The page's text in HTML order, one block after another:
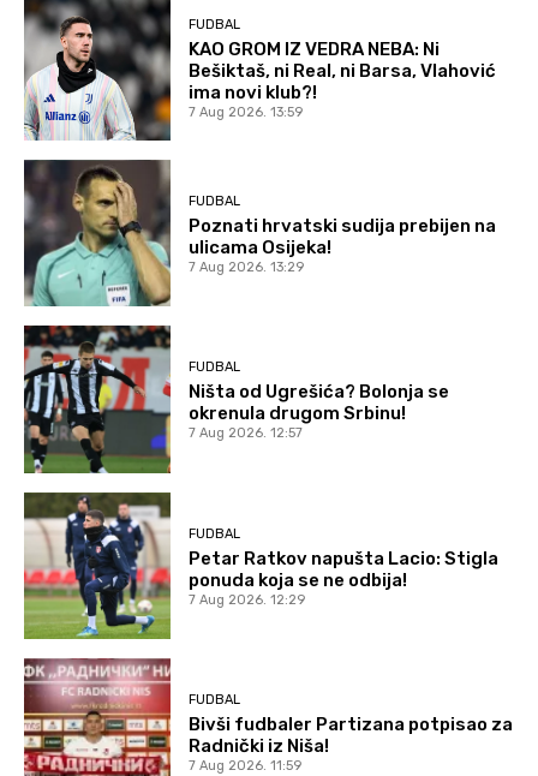
FUDBAL
KAO GROM IZ VEDRA NEBA: Ni
Bešiktaš, ni Real, ni Barsa, Vlahović
ima novi klub?!
7 Aug 2026. 13:59
FUDBAL
Poznati hrvatski sudija prebijen na
ulicama Osijeka!
7 Aug 2026. 13:29
FUDBAL
Ništa od Ugrešića? Bolonja se
okrenula drugom Srbinu!
7 Aug 2026. 12:57
FUDBAL
Petar Ratkov napušta Lacio: Stigla
ponuda koja se ne odbija!
7 Aug 2026. 12:29
FUDBAL
Bivši fudbaler Partizana potpisao za
Radnički iz Niša!
7 Aug 2026. 11:59